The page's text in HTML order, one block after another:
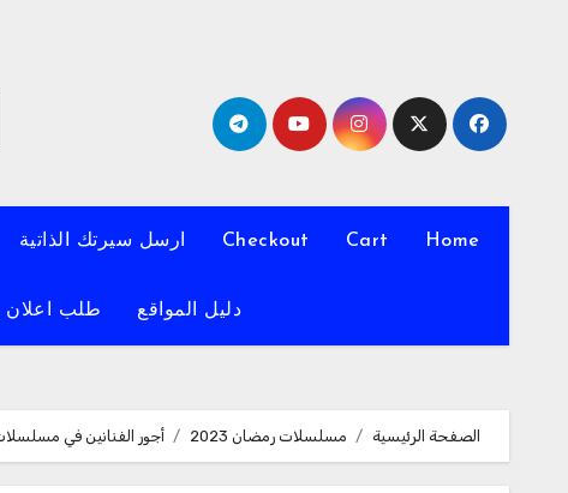
Home
Cart
Checkout ارسل سيرتك الذاتية
دليل المواقع طلب اعلان
الصفحة الرئيسية مسلسلات رمضان 2023 أجور الفنانين في مسلسلات رمضان 2023 ! ارقام